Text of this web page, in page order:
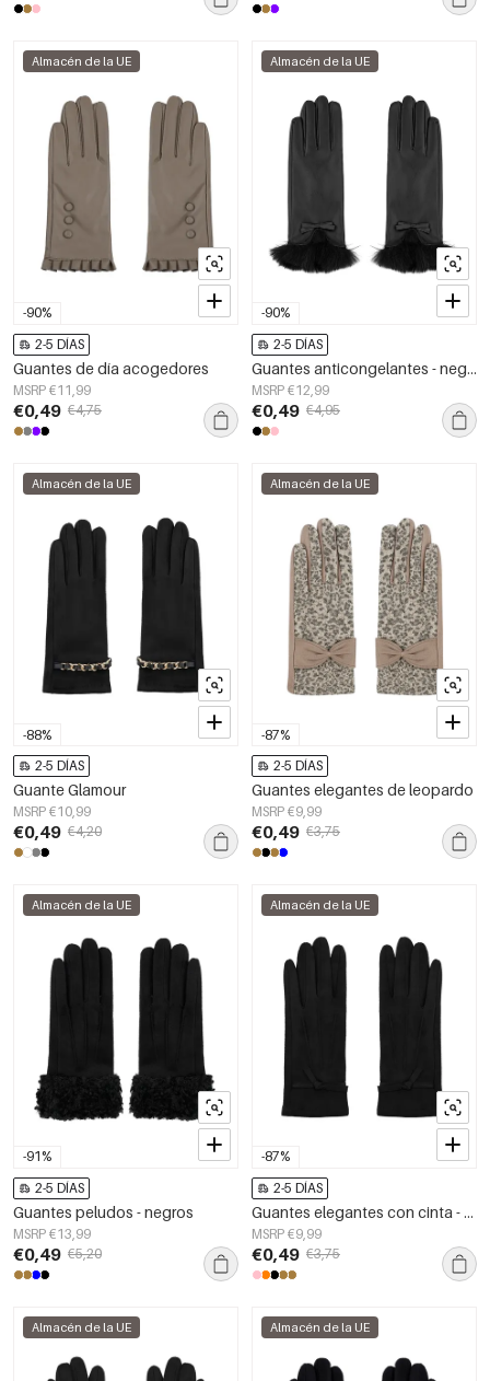
-90%
Almacén de la UE
2-5 DÍAS
Guantes de día acogedores
MSRP €11,99
€0,49 €4,75
-90%
Almacén de la UE
2-5 DÍAS
Guantes anticongelantes - negros
MSRP €12,99
€0,49 €4,95
-88%
Almacén de la UE
2-5 DÍAS
Guante Glamour
MSRP €10,99
€0,49 €4,20
-87%
Almacén de la UE
2-5 DÍAS
Guantes elegantes de leopardo
MSRP €9,99
€0,49 €3,75
-91%
Almacén de la UE
2-5 DÍAS
Guantes peludos - negros
MSRP €13,99
€0,49 €5,20
-87%
Almacén de la UE
2-5 DÍAS
Guantes elegantes con cinta - negros
MSRP €9,99
€0,49 €3,75
Almacén de la UE Almacén de la UE